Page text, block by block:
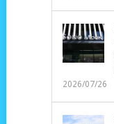
2026/07/26